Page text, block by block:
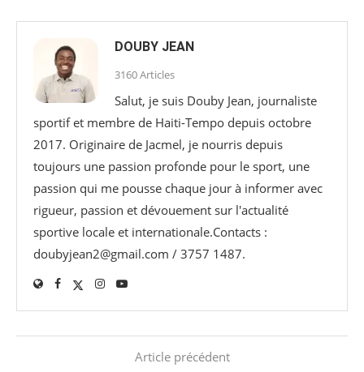
DOUBY JEAN
3160 Articles
Salut, je suis Douby Jean, journaliste
sportif et membre de Haiti-Tempo depuis octobre
2017. Originaire de Jacmel, je nourris depuis
toujours une passion profonde pour le sport, une
passion qui me pousse chaque jour à informer avec
rigueur, passion et dévouement sur l'actualité
sportive locale et internationale.Contacts :
doubyjean2@gmail.com / 3757 1487.
Article précédent